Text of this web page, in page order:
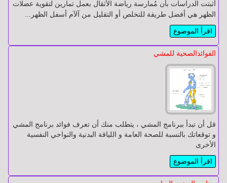
القلب
الأوعية
الدموية
الهضمي
التنفسي
القلب
الأوعية
الدموية
الهضمي
التنفسي
أثبتت الدراسات بأن مُمارسة رياضة الأثقال بعمل تمارين لتقوية عضلات
الظهر هي أفضل طريقة للتخلص أو التقليل من آلآم أسفل الظهر...
اقرأ الموضوع
الفوائدالصحية للمشي
قل أن تبدأ ببرنامج المشي ، يتطلب منك أن تعرف فوائد برنامج المشي
و توقعاتك بالنسبة للصحة العامة و اللياقة البدنية والنواحي النفسية
الأخرى
اقرأ الموضوع